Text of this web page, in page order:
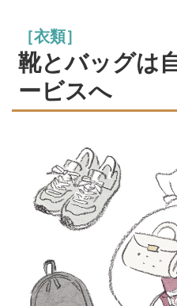
［衣類］
靴とバッグは
ービスへ